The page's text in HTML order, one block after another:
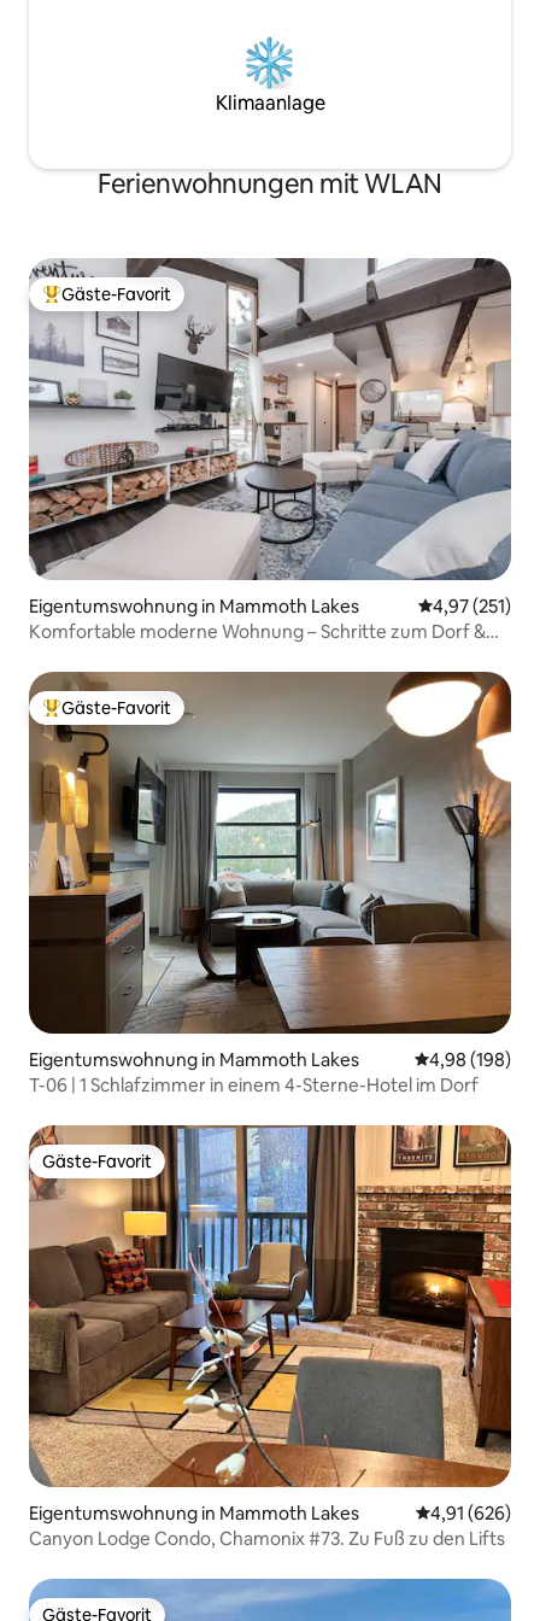
Klimaanlage
Ferienwohnungen mit WLAN
Beliebter Gäste-Favorit.
Gäste-Favorit
Eigentumswohnung in Mammoth Lakes
4,97 (251)
Komfortable moderne Wohnung – Schritte zum Dorf &
Beliebter Gäste-Favorit.
Gäste-Favorit
Eigentumswohnung in Mammoth Lakes
4,98 (198)
T-06 | 1 Schlafzimmer in einem 4-Sterne-Hotel im Dorf
Gäste-Favorit
Gäste-Favorit
Eigentumswohnung in Mammoth Lakes
4,91 (626)
Canyon Lodge Condo, Chamonix #73. Zu Fuß zu den Lifts
Gäste-Favorit